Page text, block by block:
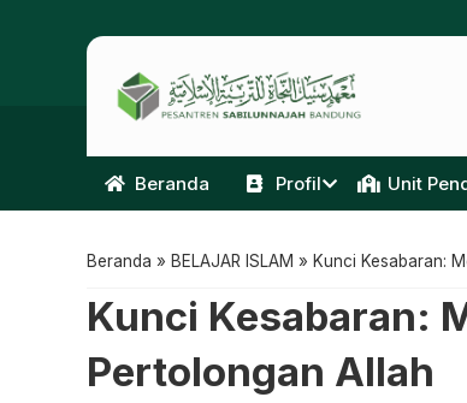
Beranda Profil Unit
Beranda » BELAJAR ISLAM » Kunci Kesabaran:
Kunci Kesabaran:
Pertolongan Allah